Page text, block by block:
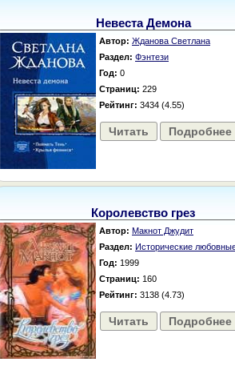
Невеста Демона
Автор: Жданова Светлана
Раздел: Фэнтези
Год: 0
Страниц: 229
Рейтинг: 3434 (4.55)
Читать Подробнее
Королевство грез
Автор: Макнот Джудит
Раздел: Исторические
Год: 1999
Страниц: 160
Рейтинг: 3138 (4.73)
Читать Подробнее